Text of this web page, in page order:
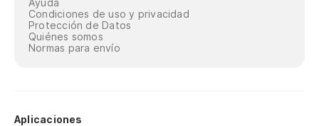
Condiciones de uso y privacidad
Protección de Datos
Quiénes somos
Normas para envío
Aplicaciones